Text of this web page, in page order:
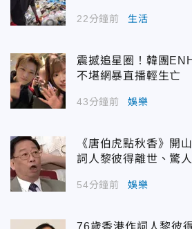
22分鐘前 生活
震撼追星圈！韓團
不堪網暴直播輕生亡
43分鐘前 娛樂
《唐伯虎點秋香》開
詞人黎彼得離世、驚
54分鐘前 娛樂
76歲香港作詞人黎彼